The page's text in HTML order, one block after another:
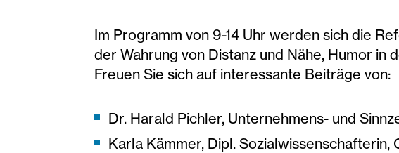
Im Programm von 9-14 Uhr werden sich die
der Wahrung von Distanz und Nähe, Humor
Freuen Sie sich auf interessante Beiträge von:
Dr. Harald Pichler, Unternehmens- und
Karla Kämmer, Dipl. Sozialwissenschafterin,